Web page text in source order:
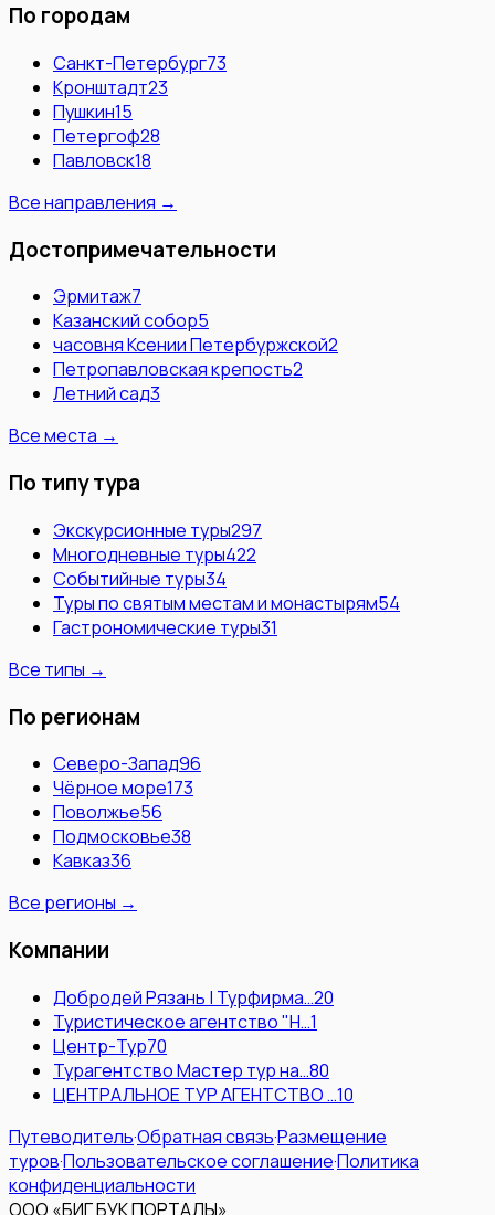
По городам
Санкт-Петербург73
Кронштадт23
Пушкин15
Петергоф28
Павловск18
Все направления →
Достопримечательности
Эрмитаж7
Казанский собор5
часовня Ксении Петербуржской2
Петропавловская крепость2
Летний сад3
Все места →
По типу тура
Экскурсионные туры297
Многодневные туры422
Событийные туры34
Туры по святым местам и монастырям54
Гастрономические туры31
Все типы →
По регионам
Северо-Запад96
Чёрное море173
Поволжье56
Подмосковье38
Кавказ36
Все регионы →
Компании
Добродей Рязань | Турфирма…20
Туристическое агентство "Н…1
Центр-Тур70
Турагентство Мастер тур на…80
ЦЕНТРАЛЬНОЕ ТУР АГЕНТСТВО …10
Путеводитель·Обратная связь·Размещение
туров·Пользовательское соглашение·Политика
конфиденциальности
ООО «БИГ БУК ПОРТАЛЫ»